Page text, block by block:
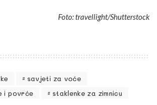
Foto: travellight/Shutterstock
savjeti za voće
i povrće
staklenke za zimnicu